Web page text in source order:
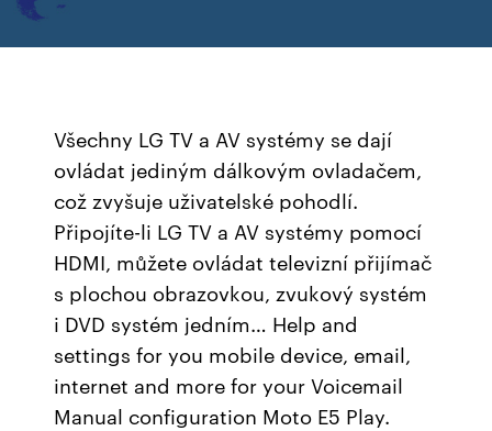
Všechny LG TV a AV systémy se dají
ovládat jediným dálkovým ovladačem,
což zvyšuje uživatelské pohodlí.
Připojíte-li LG TV a AV systémy pomocí
HDMI, můžete ovládat televizní přijímač
s plochou obrazovkou, zvukový systém
i DVD systém jedním… Help and
settings for you mobile device, email,
internet and more for your Voicemail
Manual configuration Moto E5 Play.